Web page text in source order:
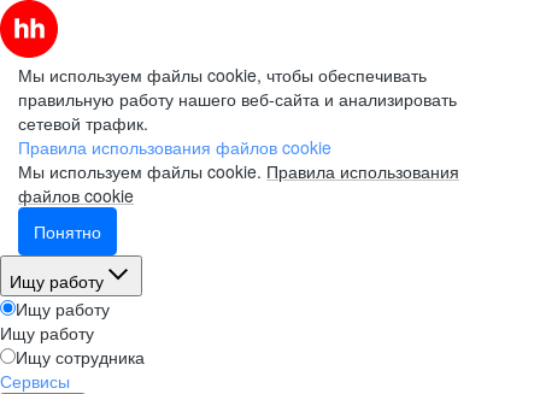
Мы используем файлы cookie, чтобы обеспечивать
правильную работу нашего веб-сайта и анализировать
сетевой трафик.
Правила использования файлов cookie
Мы используем файлы cookie. Правила использования
файлов cookie
Понятно
Ищу работу
Ищу работу
Ищу работу
Ищу сотрудника
Сервисы